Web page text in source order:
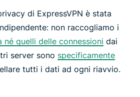
di ExpressVPN è stata
non raccogliamo i
quelli delle connessioni dai
server sono specificamente
tutti i dati ad ogni riavvio.